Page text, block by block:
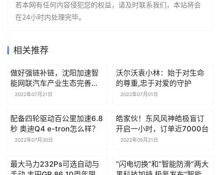
若本网有任何内容侵犯您的权益，请及时联系我们，本站将会
在24小时内处理完毕。
相关推荐
做好强链补链，沈阳加速智
能网联汽车产业生态完善建
设2022年07月21日
沃尔沃袁小林：始于对生命
的尊重,忠于对爱的守护
2022年07月01日
配备四轮驱动百公里加速6.8
秒 奥迪Q4 e-tron怎么样？
2022年07月30日
皓家伙！东风风神皓极盲订
开启一小时，订单近7000台
2022年05月21日
最大马力232Ps可选自动与
“闪电切换”和“智能防滑”两大